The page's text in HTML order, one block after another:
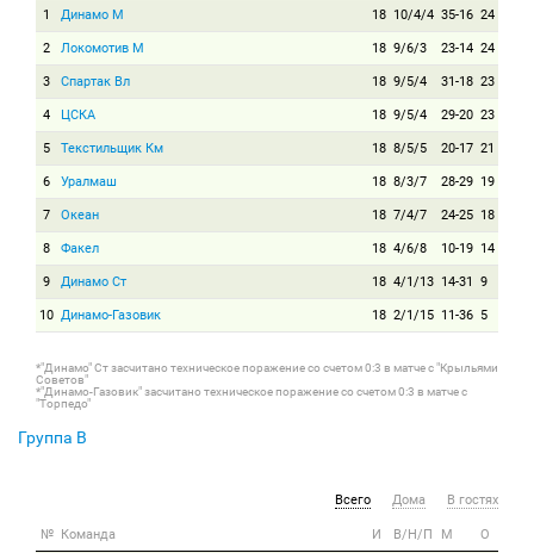
1 Динамо М 18 10/4/4 35-16 24
2 Локомотив М 18 9/6/3 23-14 24
3 Спартак Вл 18 9/5/4 31-18 23
4 ЦСКА 18 9/5/4 29-20 23
5 Текстильщик Км 18 8/5/5 20-17 21
6 Уралмаш 18 8/3/7 28-29 19
7 Океан 18 7/4/7 24-25 18
8 Факел 18 4/6/8 10-19 14
9 Динамо Ст 18 4/1/13 14-31 9
10 Динамо-Газовик 18 2/1/15 11-36 5
*"Динамо" Ст засчитано техническое поражение со счетом 0:3 в матче с "Крыльями
Советов"
*"Динамо-Газовик" засчитано техническое поражение со счетом 0:3 в матче с
"Торпедо"
Группа B
Всего Дома В гостях
№ Команда И В/Н/П М О